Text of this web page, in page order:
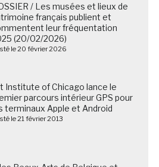
/ Les musées et lieux de
français publient et
leur fréquentation
(20/02/2026)
le 20 février 2026
Institute of Chicago lance le
parcours intérieur GPS pour
terminaux Apple et Android
le 21 février 2013